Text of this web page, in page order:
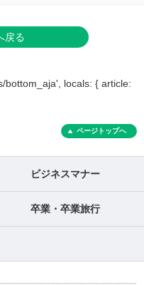
戻る
bottom_aja', locals: { article:
ページトップへ
ビジネスマナー
卒業・卒業旅行